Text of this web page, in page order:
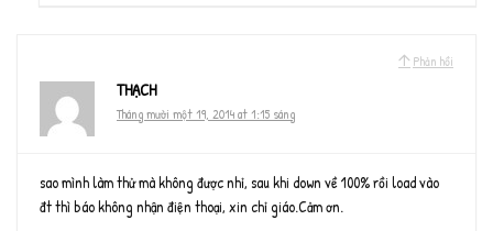
Phản hồi
THẠCH
Tháng mười một 19, 2014 at 1:15 sáng
sao mình làm thử mà không được nhỉ, sau khi down về 100% rồi load vào
đt thì báo không nhận điện thoại, xin chỉ giáo.Cảm ơn.